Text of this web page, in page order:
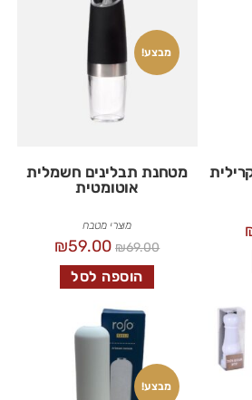
מבצע!
מטחנת תבלינים חשמלית
אוטומטית
מוצרי מטבח
₪69.00
₪59.00
הוספה לסל
מבצע!